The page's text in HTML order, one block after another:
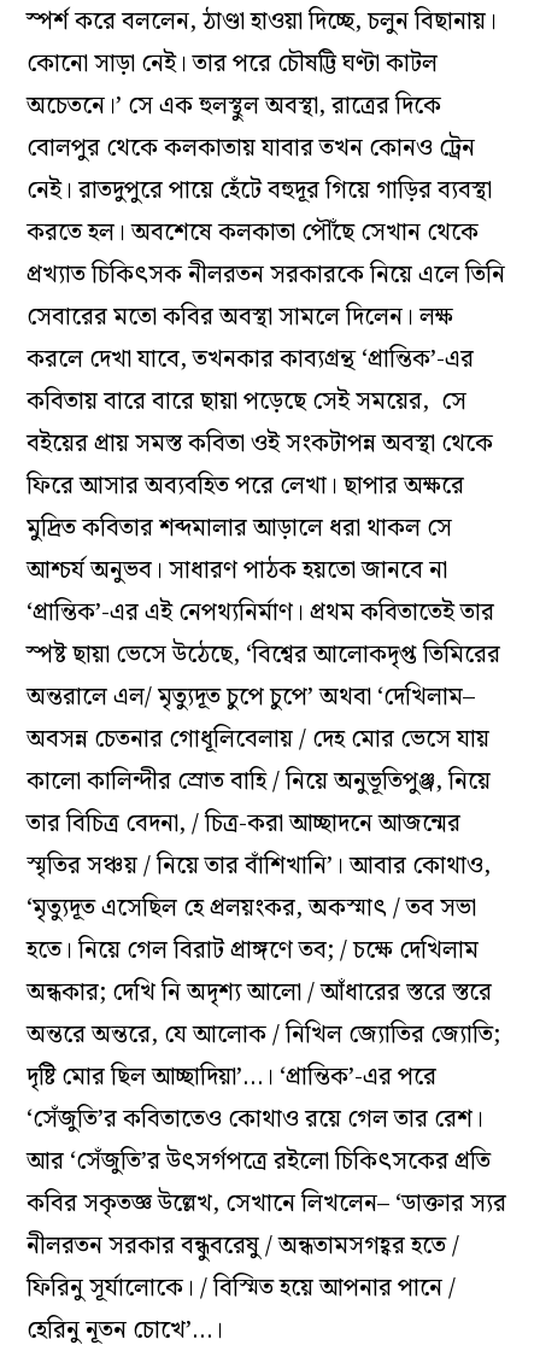
স্পর্শ করে বললেন, ঠাণ্ডা হাওয়া দিচ্ছে, চলুন বিছানায়।
কোনো সাড়া নেই। তার পরে চৌষট্টি ঘণ্টা কাটল
অচেতনে।’ সে এক হুলস্থুল অবস্থা, রাত্রের দিকে
বোলপুর থেকে কলকাতায় যাবার তখন কোনও ট্রেন
নেই।রাতদুপুরে পায়ে হেঁটে বহুদূর গিয়ে গাড়ির ব্যবস্থা
করতে হল। অবশেষে কলকাতা পৌঁছে সেখান থেকে
প্রখ্যাত চিকিৎসক নীলরতন সরকারকে নিয়ে এলে তিনি
সেবারের মতো কবির অবস্থা সামলে দিলেন। লক্ষ
করলে দেখা যাবে, তখনকার কাব্যগ্রন্থ ‘প্রান্তিক’-এর
কবিতায় বারে বারে ছায়া পড়েছে সেই সময়ের, সে
বইয়ের প্রায় সমস্ত কবিতা ওই সংকটাপন্ন অবস্থা থেকে
ফিরে আসার অব্যবহিত পরে লেখা। ছাপার অক্ষরে
মুদ্রিত কবিতার শব্দমালার আড়ালে ধরা থাকল সে
আশ্চর্য অনুভব। সাধারণ পাঠক হয়তো জানবে না
‘প্রান্তিক’-এর এই নেপথ্যনির্মাণ। প্রথম কবিতাতেই তার
স্পষ্ট ছায়া ভেসে উঠেছে, ‘বিশ্বের আলোকদৃপ্ত তিমিরের
অন্তরালে এল/ মৃত্যুদূত চুপে চুপে’ অথবা ‘দেখিলাম–
অবসন্ন চেতনার গোধূলিবেলায় / দেহ মোর ভেসে যায়
কালো কালিন্দীর স্রোত বাহি / নিয়ে অনুভূতিপুঞ্জ, নিয়ে
তার বিচিত্র বেদনা, / চিত্র-করা আচ্ছাদনে আজন্মের
স্মৃতির সঞ্চয় / নিয়ে তার বাঁশিখানি’ ।আবার কোথাও,
‘মৃত্যুদূত এসেছিল হে প্রলয়ংকর, অকস্মাৎ / তব সভা
হতে।নিয়ে গেল বিরাট প্রাঙ্গণে তব; / চক্ষে দেখিলাম
অন্ধকার; দেখি নি অদৃশ্য আলো / আঁধারের স্তরে স্তরে
অন্তরে অন্তরে, যে আলোক / নিখিল জ্যোতির জ্যোতি;
দৃষ্টি মোর ছিল আচ্ছাদিয়া’… । ‘প্রান্তিক’-এর পরে
‘সেঁজুতি’র কবিতাতেও কোথাও রয়ে গেল তার রেশ।
আর ‘সেঁজুতি’র উৎসর্গপত্রে রইলো চিকিৎসকের প্রতি
কবির সকৃতজ্ঞ উল্লেখ, সেখানে লিখলেন– ‘ডাক্তার স্যর
নীলরতন সরকার বন্ধুবরেষু / অন্ধতামসগহ্বর হতে /
ফিরিনু সূর্যালোকে। / বিস্মিত হয়ে আপনার পানে /
হেরিনু নূতন চোখে’…।